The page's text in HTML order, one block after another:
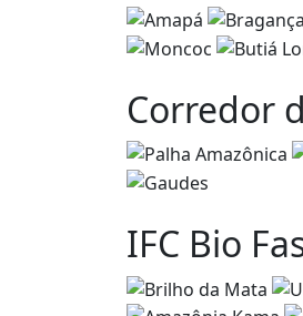
Corredor
IFC Bio